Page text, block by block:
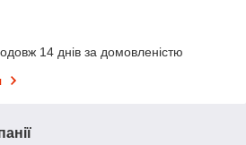
14 днів за домовленістю